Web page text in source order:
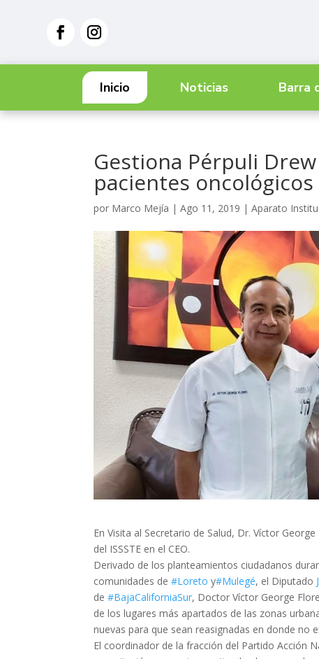
Inicio Noticias Barra
Gestiona Pérpuli
pacientes oncológicos
por Marco Mejía |Ago 11, 2019 |Aparato
En Visita al Secretario de Salud, Dr. Víctor
del ISSSTE en el CEO.
Derivado de los planteamientos ciudadanos
comunidades de#Loreto y#Mulegé, el Diputado
de#BajaCaliforniaSur, Doctor Víctor George
de los lugares más apartados de las zonas
nuevas para que sean reasignadas en donde no
El coordinador de la fracción del Partido Acción